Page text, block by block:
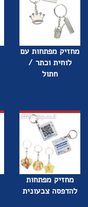
מחזיק מפתחות עם
לוחית וכתר /
חתול
מחזיק מפתחות
להדפסה צבעונית